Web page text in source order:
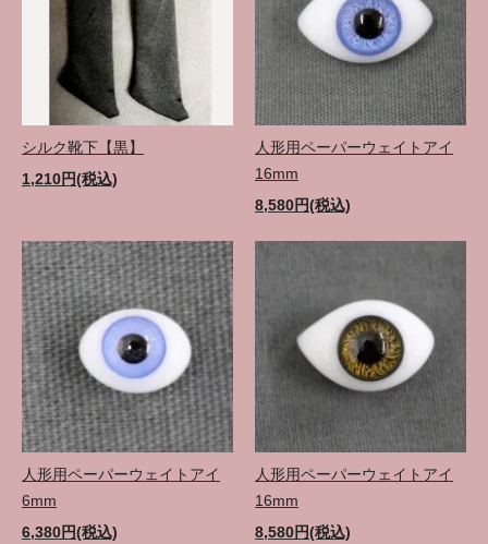
シルク靴下【黒】
1,210円(税込)
人形用ペーパーウェイトアイ
16mm
8,580円(税込)
人形用ペーパーウェイトアイ
6mm
6,380円(税込)
人形用ペーパーウェイトアイ
16mm
8,580円(税込)